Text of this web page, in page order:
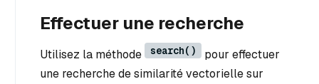
Effectuer une recherche
Utilisez la méthode search()
pour effectuer
une recherche de similarité vectorielle sur